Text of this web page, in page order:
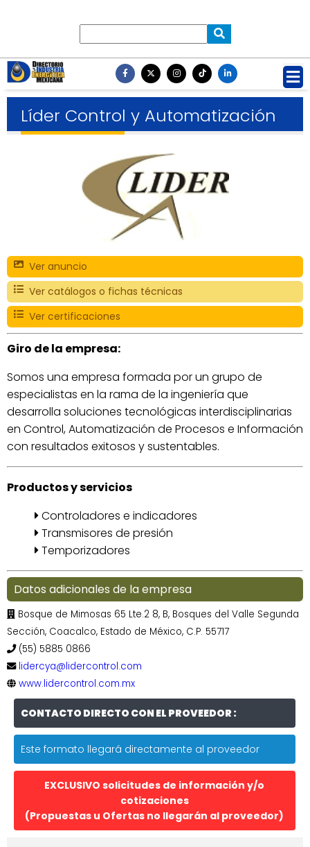
Líder Control y Automatización
Ver anuncio
Ver catálogos o fichas técnicas
Ver certificaciones
Giro de la empresa:
Somos una empresa formada por un grupo de
especialistas en la rama de la ingeniería que
desarrolla soluciones tecnológicas interdisciplinarias
en Control, Automatización de Procesos e Información
con resultados exitosos y sustentables.
Productos y servicios
Controladores e indicadores
Transmisores de presión
Temporizadores
Datos adicionales de la empresa
Bosque de Mimosas 65 Lte.2 8, B, Bosques del Valle Segunda
Sección, Coacalco, Estado de México, C.P. 55717
(55) 5885 0866
lidercya@lidercontrol.com
www.lidercontrol.com.mx
CONTACTO DIRECTO CON EL PROVEEDOR :
Este formato llegará directamente al proveedor
EXCLUSIVO solicitudes de información y/o
cotizaciones
(Propuestas u Ofertas no llegarán al proveedor)